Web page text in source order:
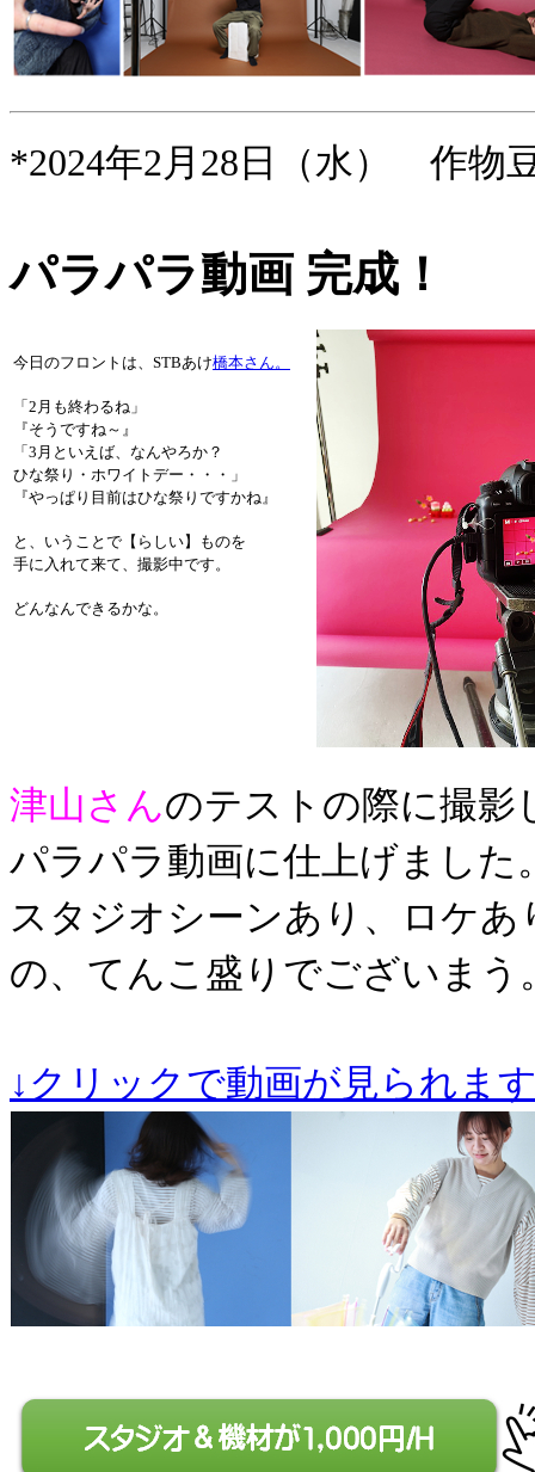
*2024年2月28日（水） 作物
パラパラ動画 完成！
今日のフロントは、STBあけ橋本さん。
「2月も終わるね」
『そうですね～』
「3月といえば、なんやろか？
ひな祭り・ホワイトデー・・・」
『やっぱり目前はひな祭りですかね』
と、いうことで【らしい】ものを
手に入れて来て、撮影中です。
どんなんできるかな。
津山さんのテストの際に撮影
パラパラ動画に仕上げました
スタジオシーンあり、ロケあ
の、てんこ盛りでございまう
↓クリックで動画が見られま